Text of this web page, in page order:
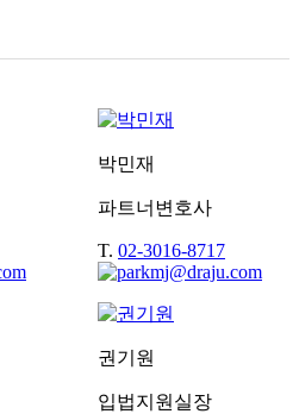
박민재
파트너변호사
T. 02-3016-8717
권기원
입법지원실장